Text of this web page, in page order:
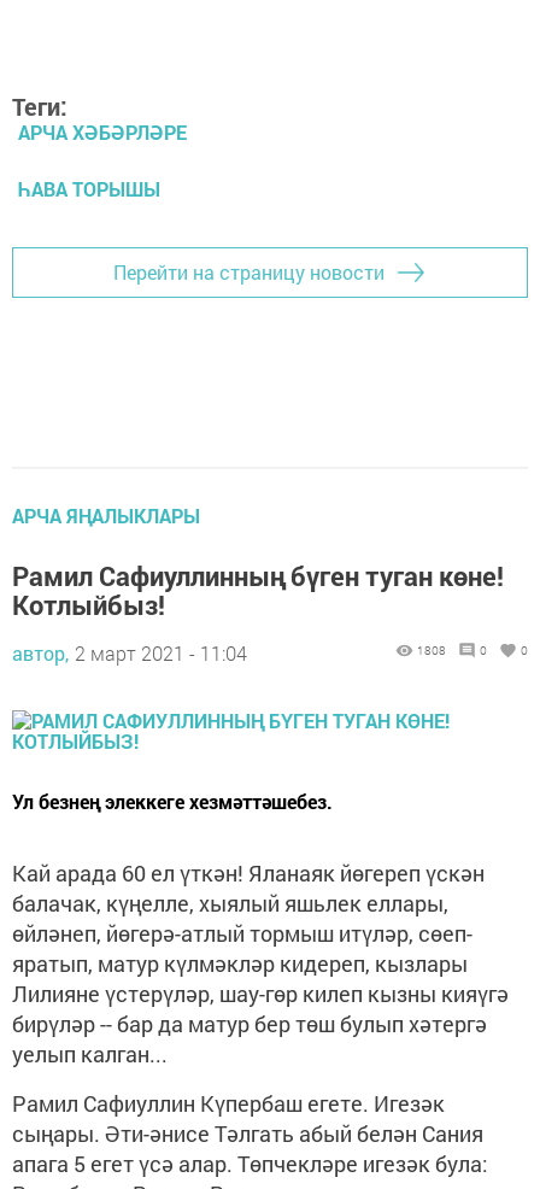
Теги:
АРЧА ХӘБӘРЛӘРЕ
ҺАВА ТОРЫШЫ
Перейти на страницу новости
АРЧА ЯҢАЛЫКЛАРЫ
Рамил Сафиуллинның бүген туган көне!
Котлыйбыз!
автор, 2 март 2021 - 11:04 1808 0 0
Ул безнең элеккеге хезмәттәшебез.
Кай арада 60 ел үткән! Яланаяк йөгереп үскән
балачак, күңелле, хыялый яшьлек еллары,
өйләнеп, йөгерә-атлый тормыш итүләр, сөеп-
яратып, матур күлмәкләр кидереп, кызлары
Лилияне үстерүләр, шау-гөр килеп кызны кияүгә
бирүләр -- бар да матур бер төш булып хәтергә
уелып калган...
Рамил Сафиуллин Күпербаш егете. Игезәк
сыңары. Әти-әнисе Тәлгать абый белән Сания
апага 5 егет үсә алар. Төпчекләре игезәк була: